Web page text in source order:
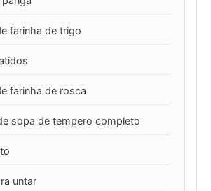
farinha de trigo
farinha de rosca
sopa de tempero completo
untar